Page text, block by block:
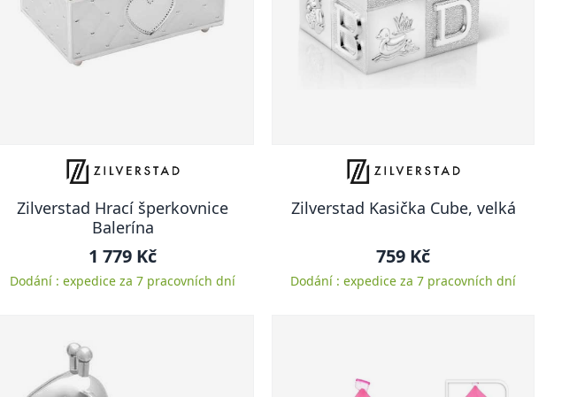
Zilverstad Hrací šperkovnice
Balerína
1 779 Kč
Dodání : expedice za 7 pracovních dní
Zilverstad Kasička Cube, velká
759 Kč
Dodání : expedice za 7 pracovních dní